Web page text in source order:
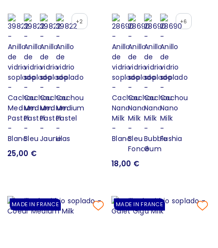
+2
25,00 €
+6
18,00 €
MADE IN FRANCE MADE IN FRANCE